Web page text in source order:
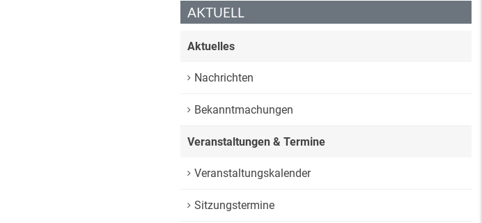
AKTUELL
Aktuelles
Nachrichten
Bekanntmachungen
Veranstaltungen & Termine
Veranstaltungskalender
Sitzungstermine